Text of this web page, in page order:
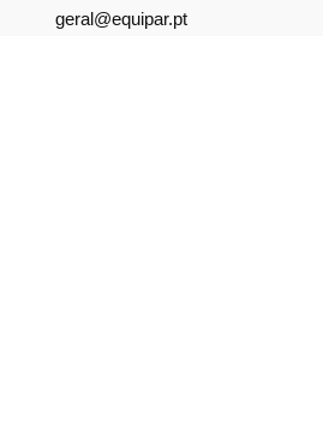
geral@equipar.pt